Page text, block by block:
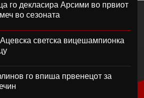
го декласира Арсими во првиот
во сезоната
светска вицешампионка
го впиша првенецот за